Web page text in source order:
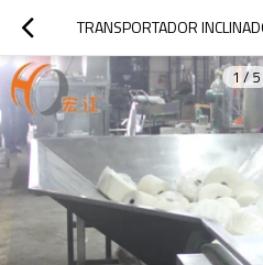
1 /5